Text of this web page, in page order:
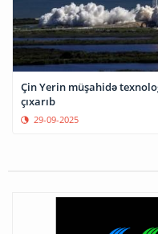
Çin Yerin müşahidə
çıxarıb
29-09-2025